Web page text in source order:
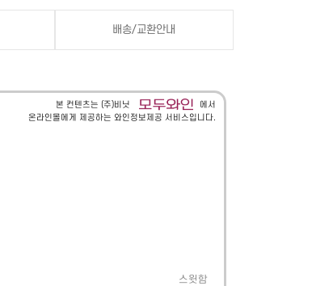
배송/교환안내
본 컨텐츠는 (주)비닛
에서
온라인몰에게 제공하는 와인정보제공 서비스입니다.
스윗함